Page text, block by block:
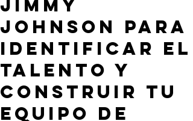
Jimmy
Johnson para
identificar el
talento y
construir tu
equipo de